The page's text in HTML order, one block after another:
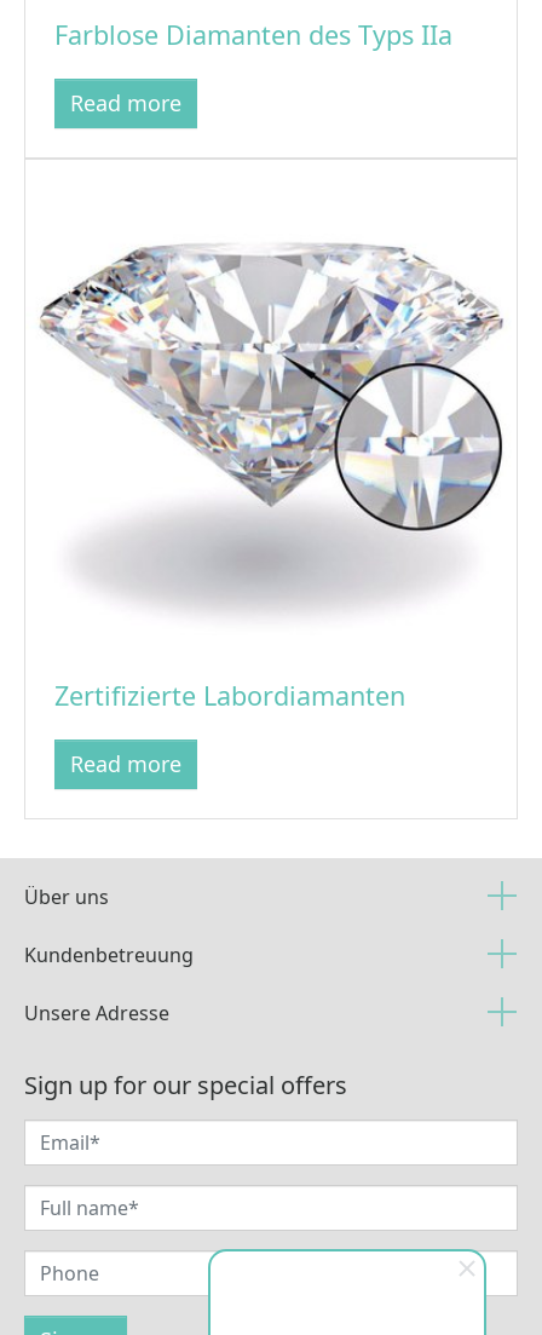
Farblose Diamanten des Typs IIa
Read more
Zertifizierte Labordiamanten
Read more
Über uns
Kundenbetreuung
Unsere Adresse
Sign up for our special offers